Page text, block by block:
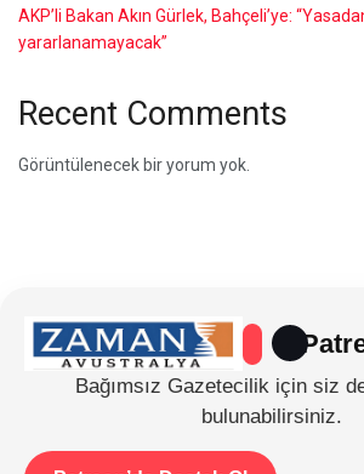
AKP’li Bakan Akın Gürlek, Bahçeli’ye:
yararlanamayacak”
Recent Comments
Görüntülenecek bir yorum yok.
Bağımsız Gazetecilik için siz
bulunabilirsiniz.